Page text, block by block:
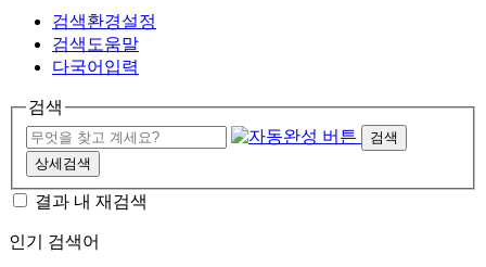
검색환경설정
검색도움말
다국어입력
검색
검색
상세검색
결과 내 재검색
인기 검색어